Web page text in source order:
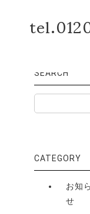
SEARCH
CATEGORY
お知ら
せ